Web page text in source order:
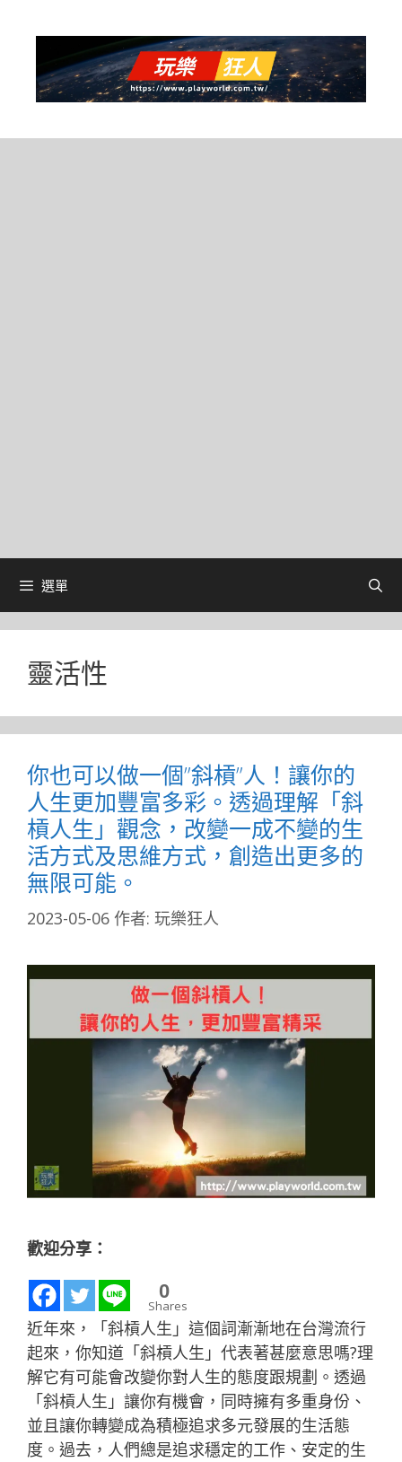
選單
靈活性
你也可以做一個”斜槓”人！讓你的
人生更加豐富多彩。透過理解「斜
槓人生」觀念，改變一成不變的生
活方式及思維方式，創造出更多的
無限可能。
2023-05-06 作者: 玩樂狂人
歡迎分享：
0
Shares
近年來，「斜槓人生」這個詞漸漸地在台灣流行
起來，你知道「斜槓人生」代表著甚麼意思嗎?理
解它有可能會改變你對人生的態度跟規劃。透過
「斜槓人生」讓你有機會，同時擁有多重身份、
並且讓你轉變成為積極追求多元發展的生活態
度。過去，人們總是追求穩定的工作、安定的生